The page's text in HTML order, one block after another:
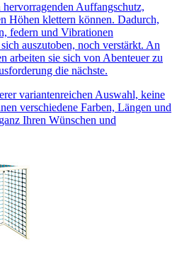
Auffangschutz,
Höhen klettern können. Dadurch,
federn und Vibrationen
auszutoben, noch verstärkt. An
arbeiten sie sich von Abenteuer zu
die nächste.
variantenreichen Auswahl, keine
verschiedene Farben, Längen und
Ihren Wünschen und